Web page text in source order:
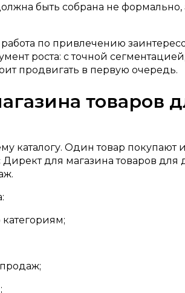
быть собрана не формально,
по привлечению
роста: с точной
продвигать в первую очередь.
товаров
каталогу. Один товар
для магазина товаров